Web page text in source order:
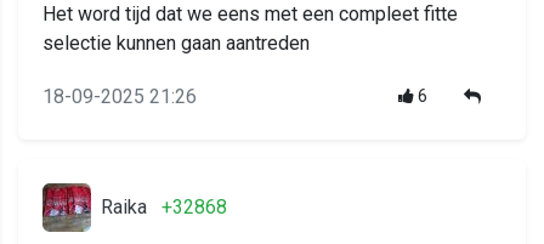
Het word tijd dat we eens met een compleet fitte
selectie kunnen gaan aantreden
18-09-2025 21:26 6
Raika +32868